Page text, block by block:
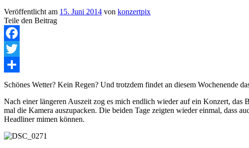
Veröffentlicht am 15. Juni 2014 von konzertpix
Teile den Beitrag
Facebook
Twitter
Teilen
Schönes Wetter? Kein Regen? Und trotzdem findet an diesem Wochenende
Nach einer längeren Auszeit zog es mich endlich wieder auf ein Konzert, das
mal die Kamera auszupacken. Die beiden Tage zeigten wieder einmal, dass
Headliner mimen können.